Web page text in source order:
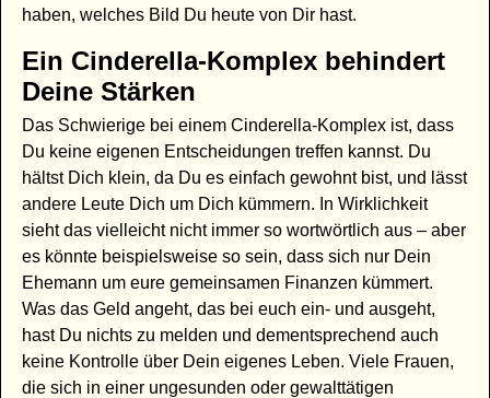
haben, welches Bild Du heute von Dir hast.
Ein Cinderella-Komplex behindert
Deine Stärken
Das Schwierige bei einem Cinderella-Komplex ist, dass
Du keine eigenen Entscheidungen treffen kannst. Du
hältst Dich klein, da Du es einfach gewohnt bist, und lässt
andere Leute Dich um Dich kümmern. In Wirklichkeit
sieht das vielleicht nicht immer so wortwörtlich aus – aber
es könnte beispielsweise so sein, dass sich nur Dein
Ehemann um eure gemeinsamen Finanzen kümmert.
Was das Geld angeht, das bei euch ein- und ausgeht,
hast Du nichts zu melden und dementsprechend auch
keine Kontrolle über Dein eigenes Leben. Viele Frauen,
die sich in einer ungesunden oder gewalttätigen